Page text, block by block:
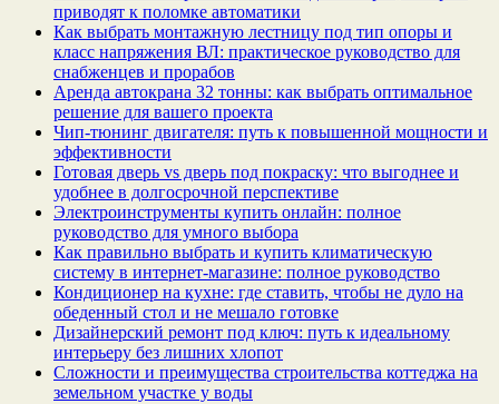
приводят к поломке автоматики
Как выбрать монтажную лестницу под тип опоры и
класс напряжения ВЛ: практическое руководство для
снабженцев и прорабов
Аренда автокрана 32 тонны: как выбрать оптимальное
решение для вашего проекта
Чип‑тюнинг двигателя: путь к повышенной мощности и
эффективности
Готовая дверь vs дверь под покраску: что выгоднее и
удобнее в долгосрочной перспективе
Электроинструменты купить онлайн: полное
руководство для умного выбора
Как правильно выбрать и купить климатическую
систему в интернет‑магазине: полное руководство
Кондиционер на кухне: где ставить, чтобы не дуло на
обеденный стол и не мешало готовке
Дизайнерский ремонт под ключ: путь к идеальному
интерьеру без лишних хлопот
Сложности и преимущества строительства коттеджа на
земельном участке у воды